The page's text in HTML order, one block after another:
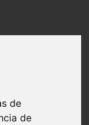
de
de